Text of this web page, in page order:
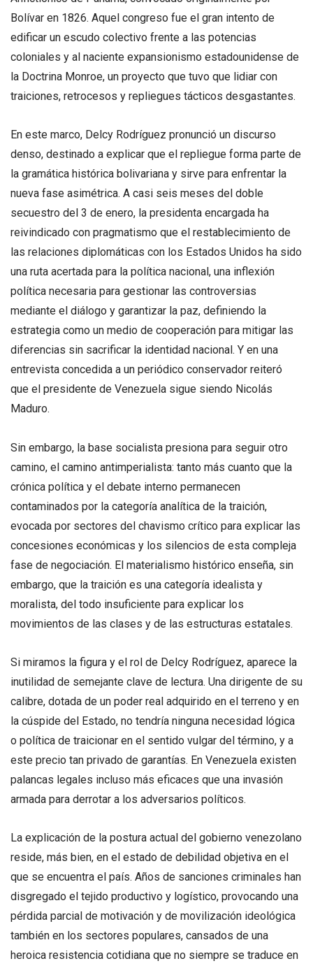
Bolívar en 1826. Aquel congreso fue el gran intento de
edificar un escudo colectivo frente a las potencias
coloniales y al naciente expansionismo estadounidense de
la Doctrina Monroe, un proyecto que tuvo que lidiar con
traiciones, retrocesos y repliegues tácticos desgastantes.
En este marco, Delcy Rodríguez pronunció un discurso
denso, destinado a explicar que el repliegue forma parte de
la gramática histórica bolivariana y sirve para enfrentar la
nueva fase asimétrica. A casi seis meses del doble
secuestro del 3 de enero, la presidenta encargada ha
reivindicado con pragmatismo que el restablecimiento de
las relaciones diplomáticas con los Estados Unidos ha sido
una ruta acertada para la política nacional, una inflexión
política necesaria para gestionar las controversias
mediante el diálogo y garantizar la paz, definiendo la
estrategia como un medio de cooperación para mitigar las
diferencias sin sacrificar la identidad nacional. Y en una
entrevista concedida a un periódico conservador reiteró
que el presidente de Venezuela sigue siendo Nicolás
Maduro.
Sin embargo, la base socialista presiona para seguir otro
camino, el camino antimperialista: tanto más cuanto que la
crónica política y el debate interno permanecen
contaminados por la categoría analítica de la traición,
evocada por sectores del chavismo crítico para explicar las
concesiones económicas y los silencios de esta compleja
fase de negociación. El materialismo histórico enseña, sin
embargo, que la traición es una categoría idealista y
moralista, del todo insuficiente para explicar los
movimientos de las clases y de las estructuras estatales.
Si miramos la figura y el rol de Delcy Rodríguez, aparece la
inutilidad de semejante clave de lectura. Una dirigente de su
calibre, dotada de un poder real adquirido en el terreno y en
la cúspide del Estado, no tendría ninguna necesidad lógica
o política de traicionar en el sentido vulgar del término, y a
este precio tan privado de garantías. En Venezuela existen
palancas legales incluso más eficaces que una invasión
armada para derrotar a los adversarios políticos.
La explicación de la postura actual del gobierno venezolano
reside, más bien, en el estado de debilidad objetiva en el
que se encuentra el país. Años de sanciones criminales han
disgregado el tejido productivo y logístico, provocando una
pérdida parcial de motivación y de movilización ideológica
también en los sectores populares, cansados de una
heroica resistencia cotidiana que no siempre se traduce en